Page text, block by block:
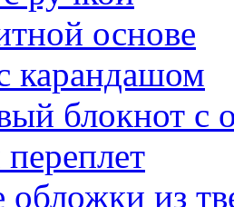
основе
карандашом
блокнот с
из